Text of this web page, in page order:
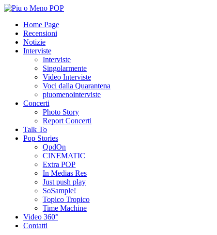
Home Page
Recensioni
Notizie
Interviste
Interviste
Singolarmente
Video Interviste
Voci dalla Quarantena
piuomenointerviste
Concerti
Photo Story
Report Concerti
Talk To
Pop Stories
QpdOn
CINEMATIC
Extra POP
In Medias Res
Just push play
SoSample!
Topico Tropico
Time Machine
Video 360°
Contatti